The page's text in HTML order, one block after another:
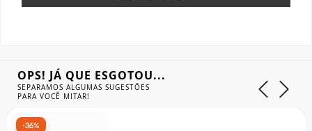
OPS! JÁ QUE ESGOTOU...
SEPARAMOS ALGUMAS SUGESTÕES
PARA VOCÊ MITAR!
-36%